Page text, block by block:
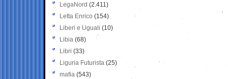
LegaNord (2.411)
Letta Enrico (154)
Liberi e Uguali (10)
Libia (68)
Libri (33)
Liguria Futurista (25)
mafia (543)